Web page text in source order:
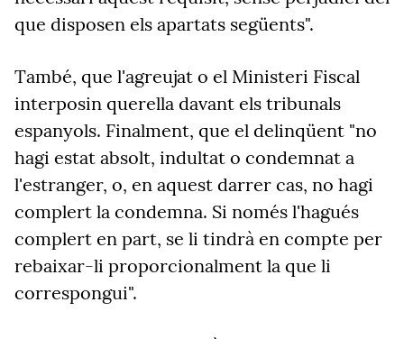
que disposen els apartats següents".
També, que l'agreujat o el Ministeri Fiscal
interposin querella davant els tribunals
espanyols. Finalment, que el delinqüent "no
hagi estat absolt, indultat o condemnat a
l'estranger, o, en aquest darrer cas, no hagi
complert la condemna. Si només l'hagués
complert en part, se li tindrà en compte per
rebaixar-li proporcionalment la que li
correspongui".